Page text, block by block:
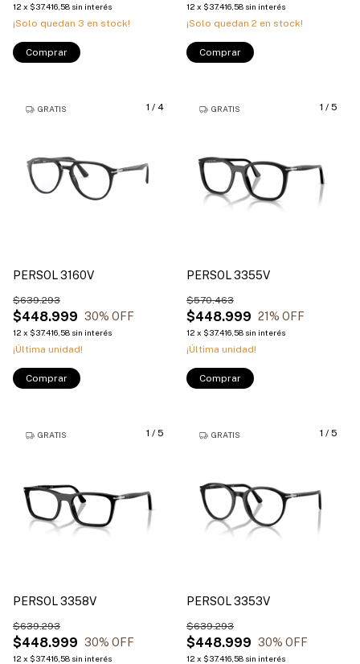
12 x $37.416,58 sin interés
¡Solo quedan 3 en stock!
Comprar
12 x $37.416,58 sin interés
¡Solo quedan 2 en stock!
Comprar
1 / 4
GRATIS
PERSOL 3160V
$448.999
$639.293
30% OFF
12 x $37.416,58 sin interés
¡Última unidad!
Comprar
1 / 5
GRATIS
PERSOL 3355V
$448.999
$570.463
21% OFF
12 x $37.416,58 sin interés
¡Última unidad!
Comprar
1 / 5
GRATIS
PERSOL 3358V
$448.999
$639.293
30% OFF
12 x $37.416,58 sin interés
1 / 5
GRATIS
PERSOL 3353V
$448.999
$639.293
30% OFF
12 x $37.416,58 sin interés